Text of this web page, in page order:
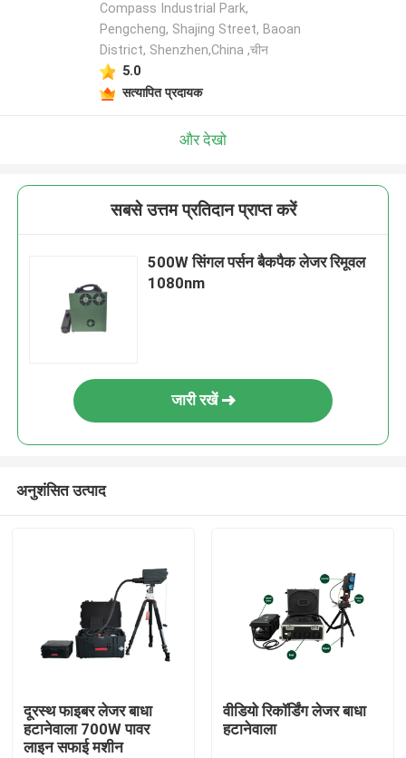
Compass Industrial Park,
Pengcheng, Shajing Street, Baoan
District, Shenzhen,China ,चीन
5.0
सत्यापित प्रदायक
और देखो
सबसे उत्तम प्रतिदान प्राप्त करें
500W सिंगल पर्सन बैकपैक लेजर रिमूवल
1080nm
जारी रखें
अनुशंसित उत्पाद
दूरस्थ फाइबर लेजर बाधा
हटानेवाला 700W पावर
लाइन सफाई मशीन
वीडियो रिकॉर्डिंग लेजर बाधा
हटानेवाला